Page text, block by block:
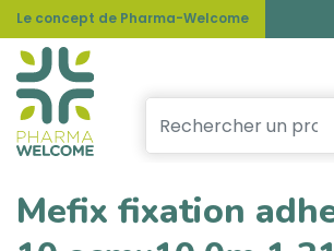
Le concept de Pharma-Welcome
Mefix fixation